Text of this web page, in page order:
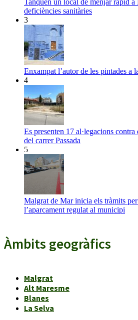
deficiències sanitàries
3
Enxampat l’autor de les pintades a
4
Es presenten 17 al·legacions
del carrer Passada
5
Malgrat de Mar inicia els tràmits
l’aparcament regulat al municipi
Àmbits geogràfics
Malgrat
Alt Maresme
Blanes
La Selva